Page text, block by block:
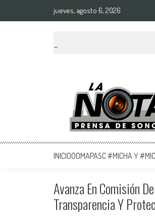
jueves, agosto 6, 2026
La Nota
Noticias del día
INICIOOOMAPASC #MICHA Y
Avanza En Comisión
Transparencia Y